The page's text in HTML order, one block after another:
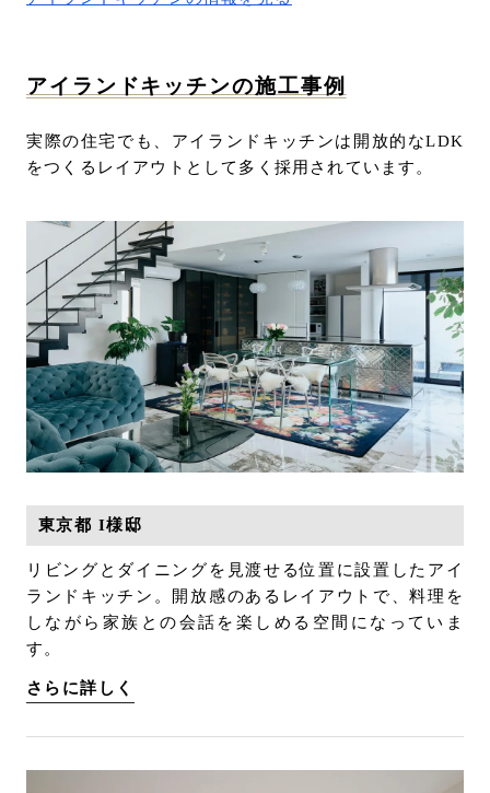
アイランドキッチンの施工事例
実際の住宅でも、アイランドキッチンは開放的なLDK
をつくるレイアウトとして多く採用されています。
東京都 I様邸
リビングとダイニングを見渡せる位置に設置したアイ
ランドキッチン。開放感のあるレイアウトで、料理を
しながら家族との会話を楽しめる空間になっていま
す。
さらに詳しく